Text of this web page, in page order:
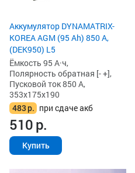
Аккумулятор DYNAMATRIX-
KOREA AGM (95 Ah) 850 А,
(DEK950) L5
Ёмкость 95 А·ч,
Полярность обратная [- +],
Пусковой ток 850 А,
353x175x190
483р. при сдаче акб
510р.
Купить